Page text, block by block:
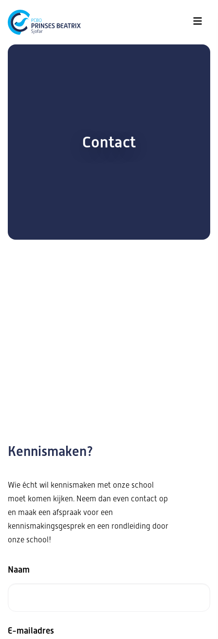
Contact
Kennismaken?
Wie écht wil kennismaken met onze school
moet komen kijken. Neem dan even contact op
en maak een afspraak voor een
kennismakingsgesprek en een rondleiding door
onze school!
Naam
E-mailadres